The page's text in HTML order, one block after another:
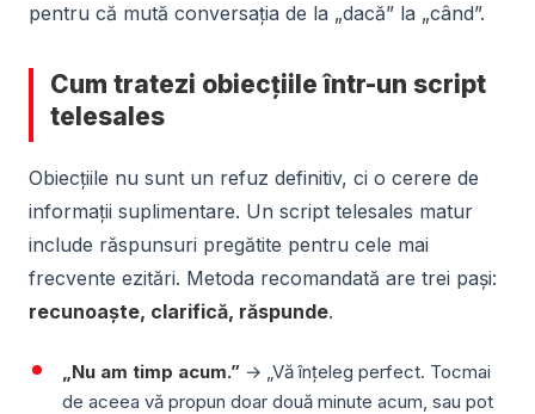
pentru că mută conversația de la „dacă” la „când”.
Cum tratezi obiecțiile într-un script
telesales
Obiecțiile nu sunt un refuz definitiv, ci o cerere de
informații suplimentare. Un script telesales matur
include răspunsuri pregătite pentru cele mai
frecvente ezitări. Metoda recomandată are trei pași:
recunoaște, clarifică, răspunde.
„Nu am timp acum.” → „Vă înțeleg perfect. Tocmai
de aceea vă propun doar două minute acum, sau pot